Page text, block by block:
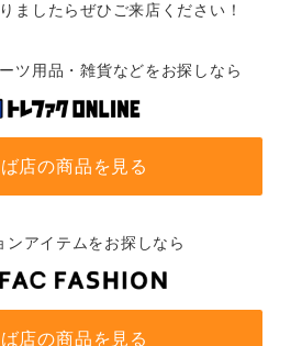
ましたらぜひご来店ください！
ツ用品・雑貨などをお探しなら
店の商品を見る
ンアイテムをお探しなら
店の商品を見る